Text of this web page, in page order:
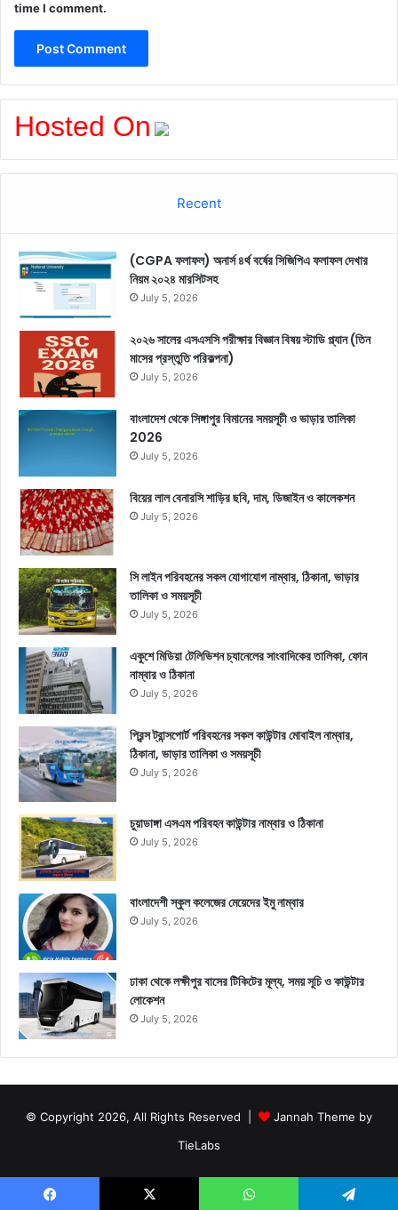
time I comment.
Hosted On
Recent
(CGPA ফলাফল) অনার্স ৪র্থ বর্ষের সিজিপিএ ফলাফল দেখার
নিয়ম ২০২৪ মারসিটসহ
July 5, 2026
২০২৬ সালের এসএসসি পরীক্ষার বিজ্ঞান বিষয় স্টাডি প্ল্যান (তিন
মাসের প্রস্তুতি পরিকল্পনা)
July 5, 2026
বাংলাদেশ থেকে সিঙ্গাপুর বিমানের সময়সূচী ও ভাড়ার তালিকা
2026
July 5, 2026
বিয়ের লাল বেনারসি শাড়ির ছবি, দাম, ডিজাইন ও কালেকশন
July 5, 2026
সি লাইন পরিবহনের সকল যোগাযোগ নাম্বার, ঠিকানা, ভাড়ার
তালিকা ও সময়সূচী
July 5, 2026
একুশে মিডিয়া টেলিভিশন চ্যানেলের সাংবাদিকের তালিকা, ফোন
নাম্বার ও ঠিকানা
July 5, 2026
প্রিন্স ট্রান্সপোর্ট পরিবহনের সকল কাউন্টার মোবাইল নাম্বার,
ঠিকানা, ভাড়ার তালিকা ও সময়সূচী
July 5, 2026
চুয়াডাঙ্গা এসএম পরিবহন কাউন্টার নাম্বার ও ঠিকানা
July 5, 2026
বাংলাদেশী স্কুল কলেজের মেয়েদের ইমু নাম্বার
July 5, 2026
ঢাকা থেকে লক্ষীপুর বাসের টিকিটের মূল্য, সময় সূচি ও কাউন্টার
লোকেশন
July 5, 2026
© Copyright 2026, All Rights Reserved |
Jannah Theme by
TieLabs